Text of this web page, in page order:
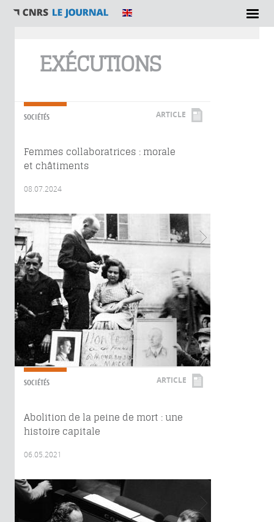
EXÉCUTIONS
SOCIÉTÉS ARTICLE
Femmes collaboratrices : morale
et châtiments
08.07.2024
SOCIÉTÉS ARTICLE
Abolition de la peine de mort : une
histoire capitale
06.05.2021